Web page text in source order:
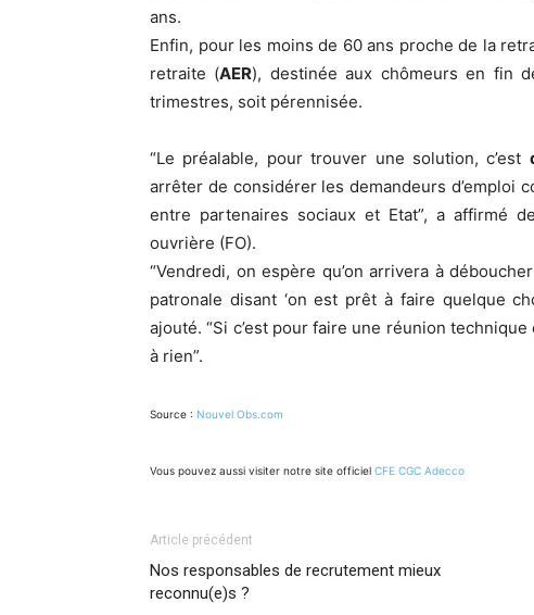
ans.
Enfin, pour les moins de 60 ans proche de la
retraite (AER), destinée aux chômeurs en fin
trimestres, soit pérennisée.
“Le préalable, pour trouver une solution, c’est
arrêter de considérer les demandeurs d’emploi
entre partenaires sociaux et Etat”, a affirmé
ouvrière (FO).
“Vendredi, on espère qu’on arrivera à
patronale disant ‘on est prêt à faire quelque
ajouté. “Si c’est pour faire une réunion
à rien”.
Source : Nouvel Obs.com
Vous pouvez aussi visiter notre site officiel CFE CGC Adecco
Article précédent
Nos responsables de recrutement mieux
reconnu(e)s ?